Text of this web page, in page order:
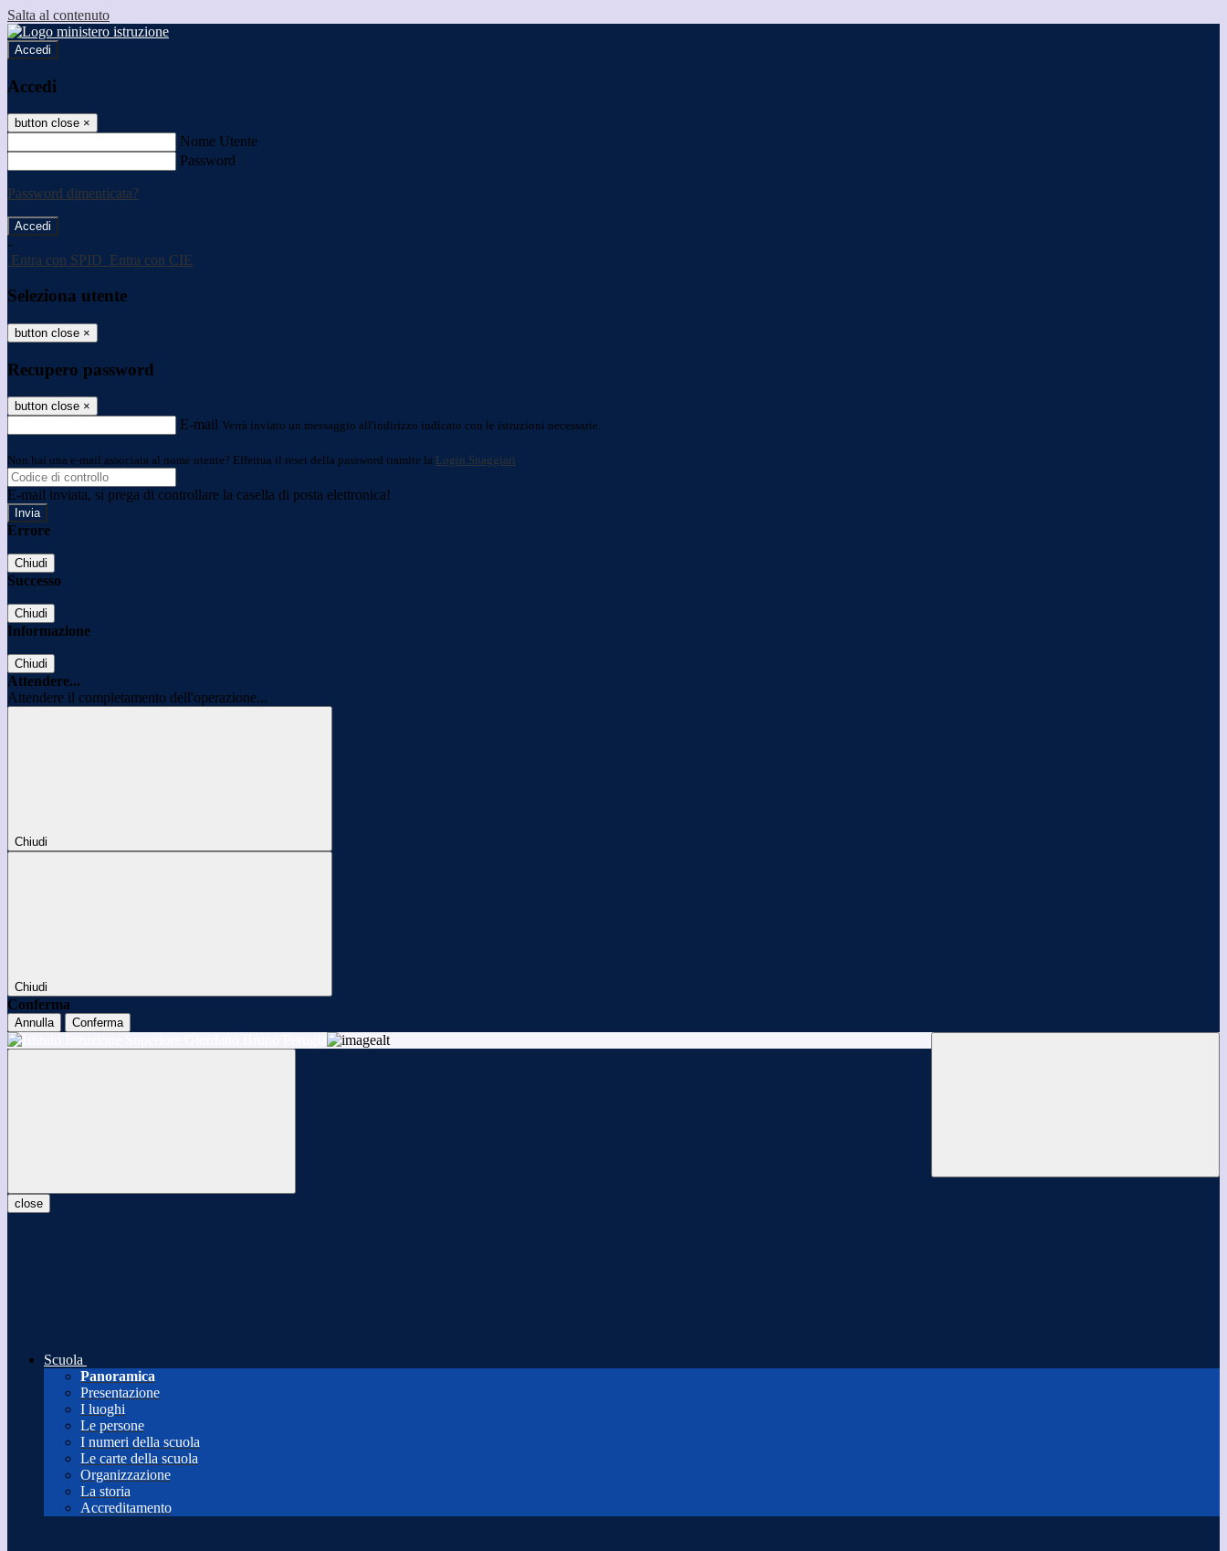
Salta al contenuto
Accedi
Accedi
button close ×
Nome Utente
Password
Password dimenticata?
-
Entra con SPID Entra con CIE
Seleziona utente
button close ×
Recupero password
button close ×
E-mail Verrà inviato un messaggio all'indirizzo indicato con le istruzioni necessarie.
Non hai una e-mail associata al nome utente? Effettua il reset della password tramite la Login Spaggiari
E-mail inviata, si prega di controllare la casella di posta elettronica!
Errore
Chiudi
Successo
Chiudi
Informazione
Chiudi
Attendere...
Attendere il completamento dell'operazione...
Chiudi
Chiudi
Conferma
Annulla Conferma
close
Scuola
Panoramica
Presentazione
I luoghi
Le persone
I numeri della scuola
Le carte della scuola
Organizzazione
La storia
Accreditamento